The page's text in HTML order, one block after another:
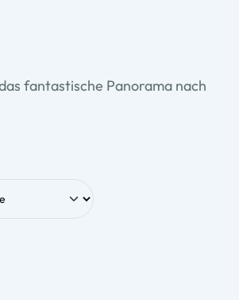
fantastische Panorama nach